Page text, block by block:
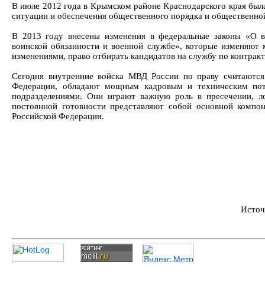
В июле 2012 года в Крымском районе Краснодарского края
ситуации и обеспечения общественного порядка и
В 2013 году внесены изменения в федеральные законы «О
воинской обязанности и военной службе», которые
изменениями, право отбирать кандидатов на службу по
Сегодня внутренние войска МВД России по праву
Федерации, обладают мощным кадровым и техническим
подразделениями. Они играют важную роль в пресечении,
постоянной готовности представляют собой основной
Российской Федерации.